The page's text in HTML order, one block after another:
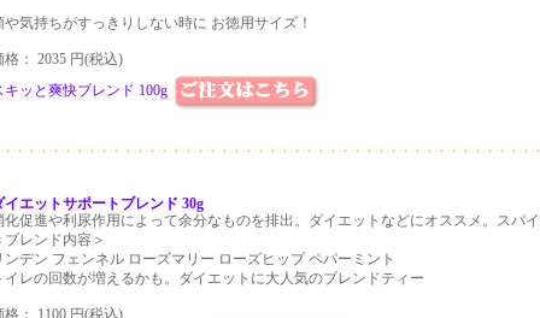
や気持ちがすっきりしない時に お徳用サイズ！
格： 2035 円(税込)
キッと爽快ブレンド 100g
イエットサポートブレンド 30g
化促進や利尿作用によって余分なものを排出。ダイエットなどにオススメ。スパ
ブレンド内容＞
ンデン フェンネル ローズマリー ローズヒップ ペパーミント
イレの回数が増えるかも。ダイエットに大人気のブレンドティー
格： 1100 円(税込)